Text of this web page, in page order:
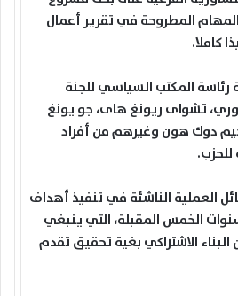
المهام المطروحة في تقرير أعمال
كاملا.
المكتب السياسي للجنة
تشواى ريونغ هاى، جو يونغ
دوك هون وغيرهم من أفراد
للحزب.
العملية الناشئة في تنفيذ أهداف
الخمس المقبلة، التي ينبغي
الاشتراكي بغية تحقيق تقدم